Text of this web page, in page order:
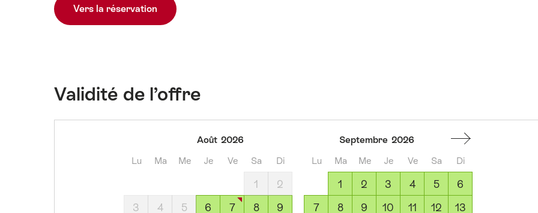
Vers la réservation
Validité de l’offre
Août 2026
Lu Ma Me Je Ve Sa Di
1
2
3
4 5 6 7 8
9
Septembre 2026
Lu Ma Me Je Ve Sa Di
1 2 3 4 5
6
7
8 9 10 11 12
13